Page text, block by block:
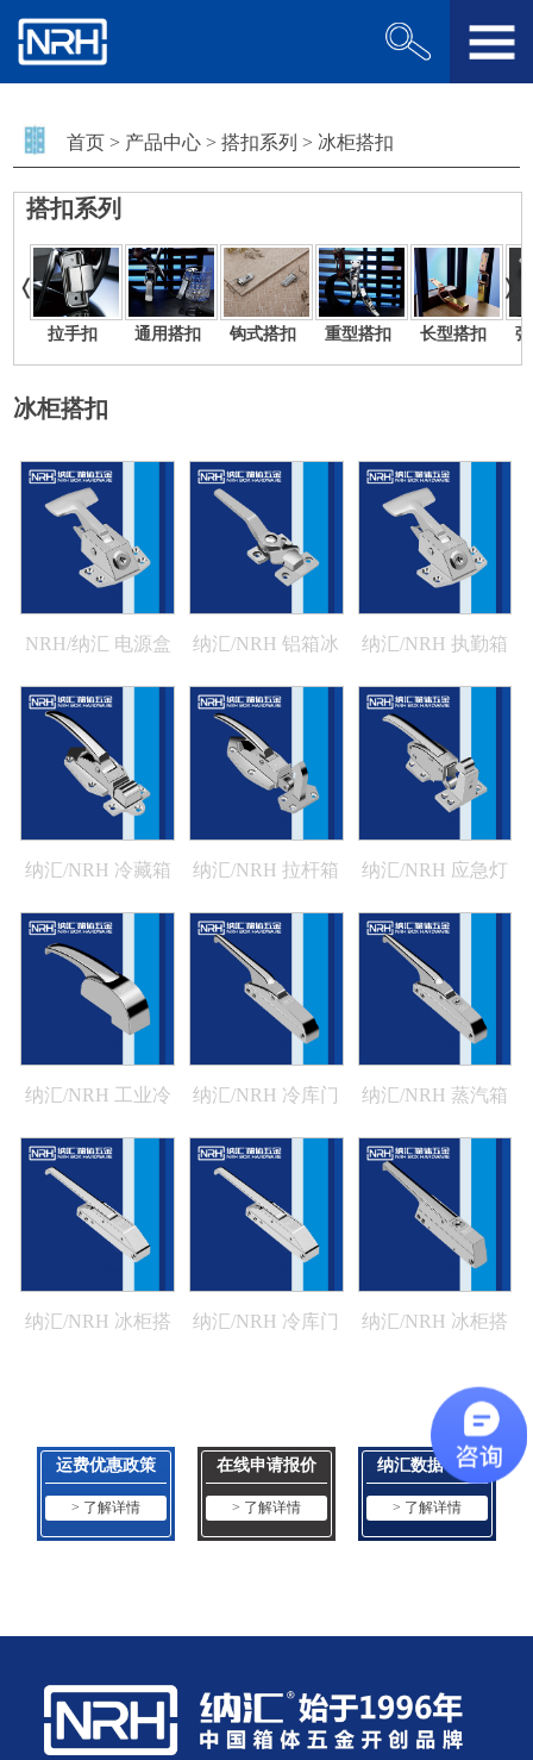
首页 > 产品中心 >搭扣系列 > 冰柜搭扣
搭扣系列
拉手扣 通用搭扣 钩式搭扣 重型搭扣 长型搭扣
冰柜搭扣
NRH/纳汇 电源盒
纳汇/NRH 铝箱冰
纳汇/NRH 执勤箱
纳汇/NRH 冷藏箱
纳汇/NRH 拉杆箱
纳汇/NRH 应急灯
纳汇/NRH 工业冷
纳汇/NRH 冷库门
纳汇/NRH 蒸汽箱
纳汇/NRH 冰柜搭
纳汇/NRH 冷库门
纳汇/NRH 冰柜搭
240K
运费优惠政策
> 了解详情
在线申请报价
> 了解详情
纳汇数据下载
> 了解详情